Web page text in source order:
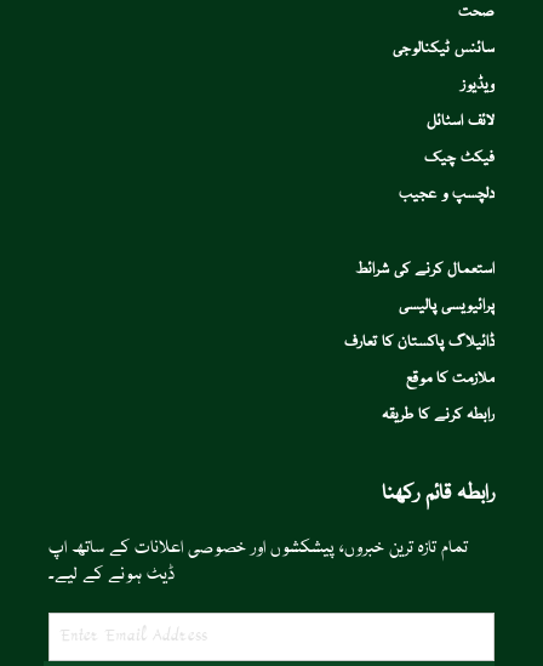
صحت
سائنس ٹیکنالوجی
ویڈیوز
لائف اسٹائل
فیکٹ چیک
دلچسپ و عجیب
استعمال کرنے کی شرائط
پرائیویسی پالیسی
ڈائیلاگ پاکستان کا تعارف
ملازمت کا موقع
رابطہ کرنے کا طریقہ
رابطہ قائم رکھنا
تمام تازہ ترین خبروں، پیشکشوں اور خصوصی اعلانات کے ساتھ اپ
ڈیٹ ہونے کے لیے۔